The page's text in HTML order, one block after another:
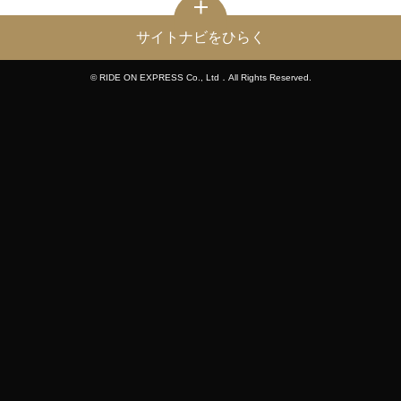
サイトナビをひらく
© RIDE ON EXPRESS Co., Ltd．All Rights Reserved.